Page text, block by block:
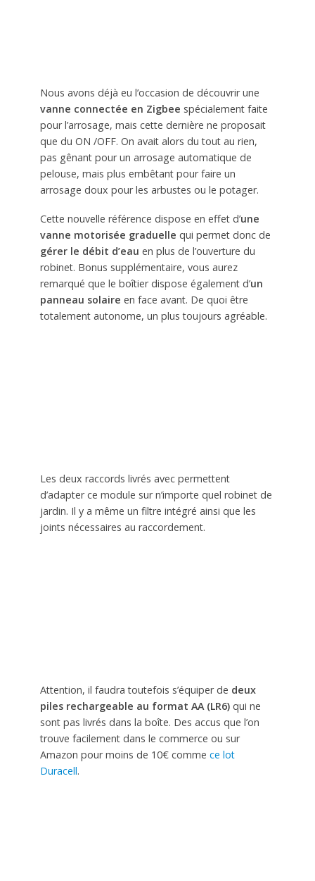
Nous avons déjà eu l’occasion de découvrir une
vanne connectée en Zigbee spécialement faite
pour l’arrosage, mais cette dernière ne proposait
que du ON /OFF. On avait alors du tout au rien,
pas gênant pour un arrosage automatique de
pelouse, mais plus embêtant pour faire un
arrosage doux pour les arbustes ou le potager.
Cette nouvelle référence dispose en effet d’une
vanne motorisée graduelle qui permet donc de
gérer le débit d’eau en plus de l’ouverture du
robinet. Bonus supplémentaire, vous aurez
remarqué que le boîtier dispose également d’un
panneau solaire en face avant. De quoi être
totalement autonome, un plus toujours agréable.
Les deux raccords livrés avec permettent
d’adapter ce module sur n’importe quel robinet de
jardin. Il y a même un filtre intégré ainsi que les
joints nécessaires au raccordement.
Attention, il faudra toutefois s’équiper de deux
piles rechargeable au format AA (LR6)qui ne
sont pas livrés dans la boîte. Des accus que l’on
trouve facilement dans le commerce ou sur
Amazon pour moins de 10€ comme ce lot
Duracell.